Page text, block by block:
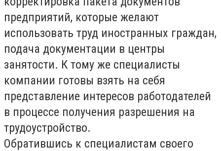
предприятий, которые желают
использовать труд иностранных граждан,
подача документации в центры
занятости. К тому же специалисты
компании готовы взять на себя
представление интересов работодателей
в процессе получения разрешения на
трудоустройство.
Обратившись к специалистам своего